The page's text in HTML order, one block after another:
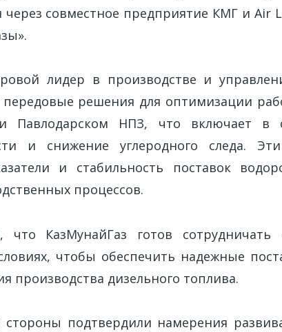
через совместное предприятие КМГ и
лидер в производстве и
передовые решения для оптимизации
Павлодарском НПЗ, что включает в
и снижение углеродного следа.
и стабильность поставок
процессов.
что КазМунайГаз готов
чтобы обеспечить надежные
производства дизельного топлива.
подтвердили намерения